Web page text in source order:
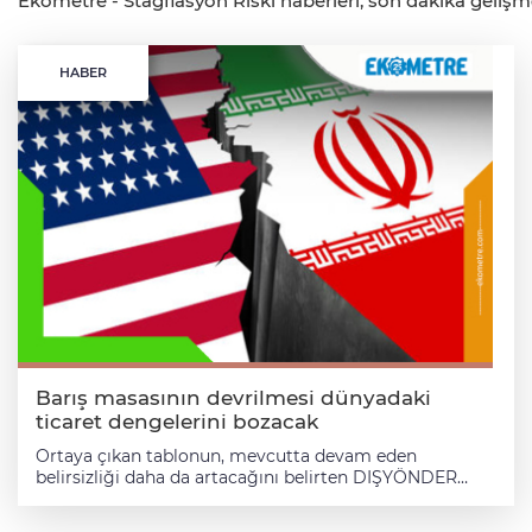
HABER
Barış masasının devrilmesi dünyadaki
ticaret dengelerini bozacak
Ortaya çıkan tablonun, mevcutta devam eden
belirsizliği daha da artacağını belirten DIŞYÖNDER